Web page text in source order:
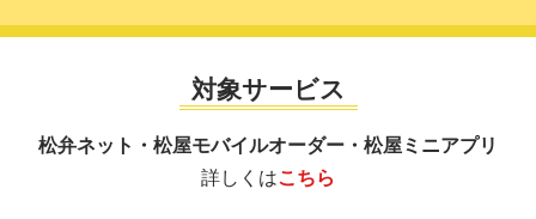
対象サービス
松弁ネット・松屋モバイルオーダー・松屋ミニアプリ
詳しくはこちら